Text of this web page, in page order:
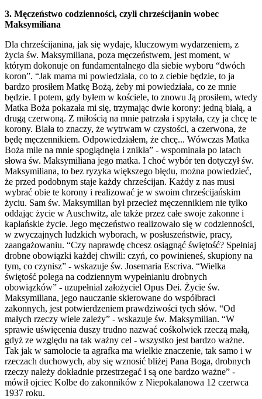
3. Męczeństwo codzienności, czyli chrześcijanin wobec
Maksymiliana
Dla chrześcijanina, jak się wydaje, kluczowym wydarzeniem, z
życia św. Maksymiliana, poza męczeństwem, jest moment, w
którym dokonuje on fundamentalnego dla siebie wyboru “dwóch
koron”. “Jak mama mi powiedziała, co to z ciebie będzie, to ja
bardzo prosiłem Matkę Bożą, żeby mi powiedziała, co ze mnie
będzie. I potem, gdy byłem w kościele, to znowu Ją prosiłem, wtedy
Matka Boża pokazała mi się, trzymając dwie korony: jedną białą, a
drugą czerwoną. Z miłością na mnie patrzała i spytała, czy ja chcę te
korony. Biała to znaczy, że wytrwam w czystości, a czerwona, że
będę męczennikiem. Odpowiedziałem, że chcę... Wówczas Matka
Boża mile na mnie spoglądnęła i znikła” - wspominała po latach
słowa św. Maksymiliana jego matka. I choć wybór ten dotyczył św.
Maksymiliana, to bez ryzyka większego błędu, można powiedzieć,
że przed podobnym staje każdy chrześcijan. Każdy z nas musi
wybrać obie te korony i realizować je w swoim chrześcijańskim
życiu. Sam św. Maksymilian był przecież męczennikiem nie tylko
oddając życie w Auschwitz, ale także przez całe swoje zakonne i
kapłańskie życie. Jego męczeństwo realizowało się w codzienności,
w zwyczajnych ludzkich wyborach, w posłuszeństwie, pracy,
zaangażowaniu. “Czy naprawdę chcesz osiągnąć świętość? Spełniaj
drobne obowiązki każdej chwili: czyń, co powinieneś, skupiony na
tym, co czynisz” - wskazuje św. Josemaria Escriva. “Wielka
świętość polega na codziennym wypełnianiu drobnych
obowiązków” - uzupełnial założyciel Opus Dei. Życie św.
Maksymiliana, jego nauczanie skierowane do współbraci
zakonnych, jest potwierdzeniem prawdziwości tych słów. “Od
małych rzeczy wiele zależy” - wskazuje św. Maksymilian. “W
sprawie uświęcenia duszy trudno nazwać cośkolwiek rzeczą małą,
gdyż ze względu na tak ważny cel - wszystko jest bardzo ważne.
Tak jak w samolocie ta agrafka ma wielkie znaczenie, tak samo i w
rzeczach duchowych, aby się wznosić bliżej Pana Boga, drobnych
rzeczy należy dokładnie przestrzegać i są one bardzo ważne” -
mówił ojciec Kolbe do zakonników z Niepokalanowa 12 czerwca
1937 roku.